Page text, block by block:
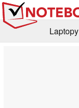
Laptopy